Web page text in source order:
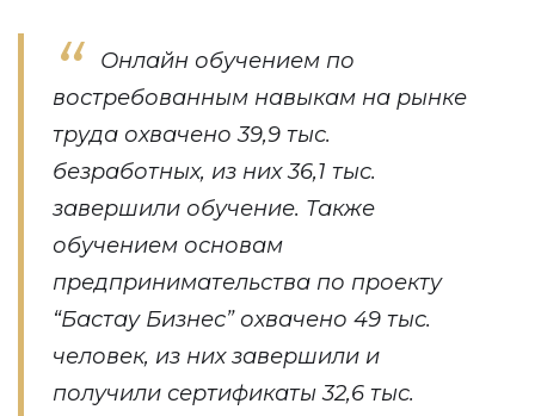
Онлайн обучением по
востребованным навыкам на рынке
труда охвачено 39,9 тыс.
безработных, из них 36,1 тыс.
завершили обучение. Также
обучением основам
предпринимательства по проекту
“Бастау Бизнес” охвачено 49 тыс.
человек, из них завершили и
получили сертификаты 32,6 тыс.